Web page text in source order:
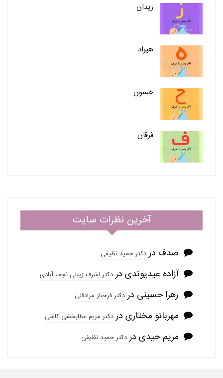
زیدان
هیراد
حَسون
فرقان
آخرین نظرات سایت
صدف دردکتر حمید نظیفی
آزاده عیدیوندی دردکتر اشرف زینلی نجف آبادی
زهرا حسینی دردکتر فرحناز مرادقلی
مهربانو مختاری دردکتر مریم عطابخشی کاشی
مریم حیدی دردکتر حمید نظیفی